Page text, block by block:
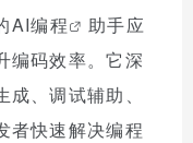
AI编程
助手应
编码效率。它深
、调试辅助、
者快速解决编程